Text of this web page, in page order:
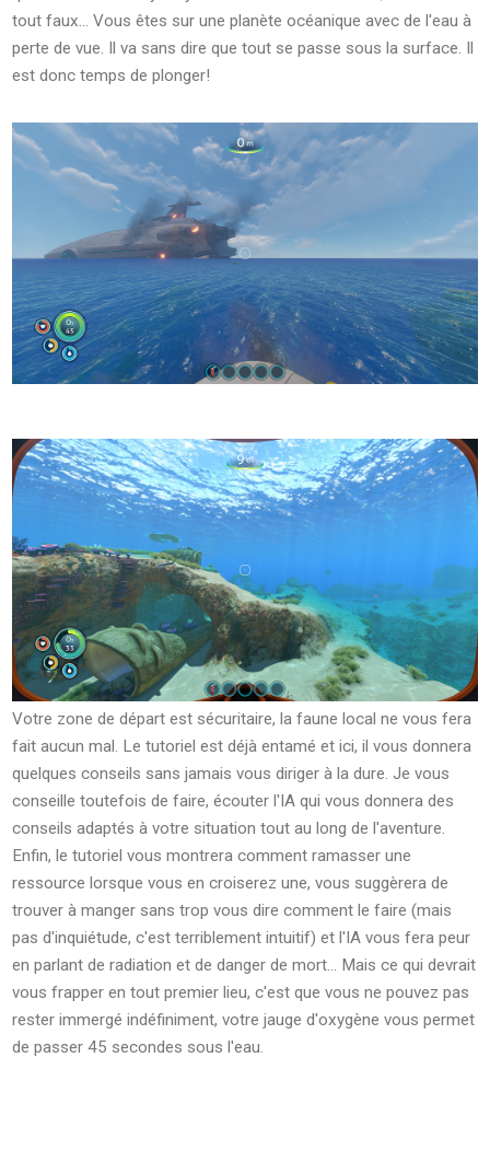
tout faux... Vous êtes sur une planète océanique avec de l'eau à
perte de vue. Il va sans dire que tout se passe sous la surface. Il
est donc temps de plonger!
Votre zone de départ est sécuritaire, la faune local ne vous fera
fait aucun mal. Le tutoriel est déjà entamé et ici, il vous donnera
quelques conseils sans jamais vous diriger à la dure. Je vous
conseille toutefois de faire, écouter l'IA qui vous donnera des
conseils adaptés à votre situation tout au long de l'aventure.
Enfin, le tutoriel vous montrera comment ramasser une
ressource lorsque vous en croiserez une, vous suggèrera de
trouver à manger sans trop vous dire comment le faire (mais
pas d'inquiétude, c'est terriblement intuitif) et l'IA vous fera peur
en parlant de radiation et de danger de mort... Mais ce qui devrait
vous frapper en tout premier lieu, c'est que vous ne pouvez pas
rester immergé indéfiniment, votre jauge d'oxygène vous permet
de passer 45 secondes sous l'eau.